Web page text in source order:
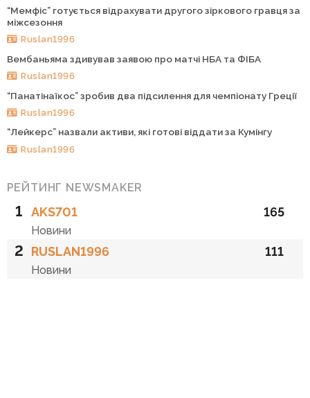
“Мемфіс” готується відрахувати другого зіркового гравця за
міжсезоння
Ruslan1996
Вембаньяма здивував заявою про матчі НБА та ФІБА
Ruslan1996
“Панатінаїкос” зробив два підсилення для чемпіонату Греції
Ruslan1996
“Лейкерс” назвали активи, які готові віддати за Кумінгу
Ruslan1996
РЕЙТИНГ NEWSMAKER
1 AKS701
Новини
165
2 RUSLAN1996
Новини
111